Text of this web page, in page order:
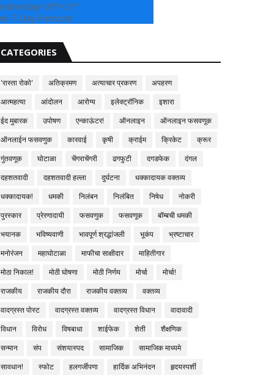
+29°+21°
7-Day Forecast
CATEGORIES
'रास्ता रोको' अतिक्रमण अत्याचार प्रकरण
अपहरण
आत्महत्या
आंदोलन आरोग्य इलेक्ट्रॉनिक
इशारा
ईद मुबारक
उपोषण एन्काऊंटर! ऑनलाइन
ऑनलाइन फसवणूक
ऑनलाईन फसवणुक
कारवाई कृषी क्राईम क्रिकेट
क्रूर
गुंतवणूक
घोटाळा चेंगराचेंगरी ढगफुटी दगडफेक
दंगल
दहशतवादी
दहशतवादी हल्ला दुर्घटना
धक्कादायक वक्तव्य
धक्कादायक!
धमकी निलंबन निलंबित निषेध
नोकरी
पुरस्कार
प्रेरणादायी फसवणुक फसवणूक
बॉम्बची धमकी
भयानक
भविष्यवाणी भावपूर्ण श्रद्धांजली भूकंप
भ्रष्टाचार
मनोरंजन
महाघोटाळा माफीचा साक्षीदार
माहितीगार
मोठा निकाल!
मोठी घोषणा मोठी निर्णय मोर्चा
मोर्चा!
राजकीय
राजकीय दौरा राजकीय वक्तव्य
वक्तव्य
वादग्रस्त पोस्ट
वादग्रस्त वक्तव्य वादग्रस्त विधान
वादावादी
विधान
विरोध विषबाधा शाईफेक शेती
शैक्षणिक
सन्मान
संप संशयास्पद सामाजिक
सामाजिक माध्यमे
सावधान!
स्फोट हलगर्जीपणा हार्दिक अभिनंदन हृदयस्पर्शी